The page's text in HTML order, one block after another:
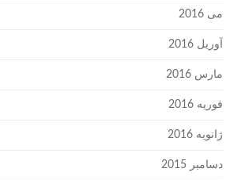
می 2016
آوریل 2016
مارس 2016
فوریه 2016
ژانویه 2016
دسامبر 2015